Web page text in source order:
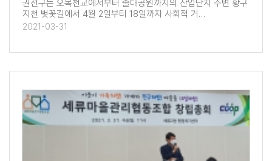
권선구는 오목천교에서부터 솔대공원까지의 산업단지 주변 황구
지천 벚꽃길에서 4월 2일부터 18일까지 사회적 거…
2021-03-31